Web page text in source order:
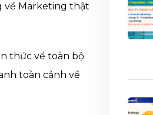
về Marketing thật
thức về toàn bộ
toàn cảnh về